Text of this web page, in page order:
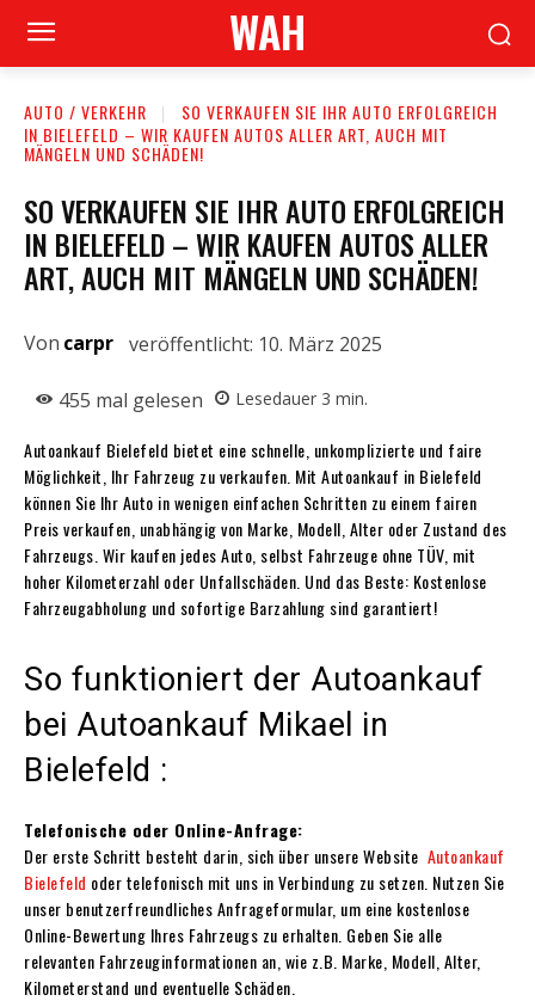
WAH
AUTO / VERKEHR
SO VERKAUFEN SIE IHR AUTO ERFOLGREICH
IN BIELEFELD – WIR KAUFEN AUTOS ALLER ART, AUCH MIT
MÄNGELN UND SCHÄDEN!
SO VERKAUFEN SIE IHR AUTO ERFOLGREICH
IN BIELEFELD – WIR KAUFEN AUTOS ALLER
ART, AUCH MIT MÄNGELN UND SCHÄDEN!
Von carpr veröffentlicht: 10. März 2025
455 mal gelesen Lesedauer 3 min.
Autoankauf Bielefeld bietet eine schnelle, unkomplizierte und faire
Möglichkeit, Ihr Fahrzeug zu verkaufen. Mit Autoankauf in Bielefeld
können Sie Ihr Auto in wenigen einfachen Schritten zu einem fairen
Preis verkaufen, unabhängig von Marke, Modell, Alter oder Zustand des
Fahrzeugs. Wir kaufen jedes Auto, selbst Fahrzeuge ohne TÜV, mit
hoher Kilometerzahl oder Unfallschäden. Und das Beste: Kostenlose
Fahrzeugabholung und sofortige Barzahlung sind garantiert!
So funktioniert der Autoankauf
bei Autoankauf Mikael in
Bielefeld :
Telefonische oder Online-Anfrage:
Der erste Schritt besteht darin, sich über unsere Website Autoankauf
Bielefeld oder telefonisch mit uns in Verbindung zu setzen. Nutzen Sie
unser benutzerfreundliches Anfrageformular, um eine kostenlose
Online-Bewertung Ihres Fahrzeugs zu erhalten. Geben Sie alle
relevanten Fahrzeuginformationen an, wie z.B. Marke, Modell, Alter,
Kilometerstand und eventuelle Schäden.